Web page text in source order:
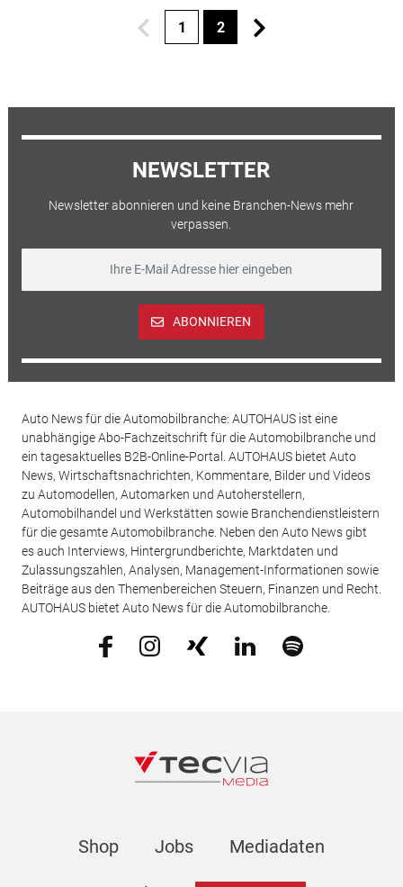
1 2
NEWSLETTER
Newsletter abonnieren und keine Branchen-News mehr
verpassen.
ABONNIEREN
Auto News für die Automobilbranche: AUTOHAUS ist eine
unabhängige Abo-Fachzeitschrift für die Automobilbranche und
ein tagesaktuelles B2B-Online-Portal. AUTOHAUS bietet Auto
News, Wirtschaftsnachrichten, Kommentare, Bilder und Videos
zu Automodellen, Automarken und Autoherstellern,
Automobilhandel und Werkstätten sowie Branchendienstleistern
für die gesamte Automobilbranche. Neben den Auto News gibt
es auch Interviews, Hintergrundberichte, Marktdaten und
Zulassungszahlen, Analysen, Management-Informationen sowie
Beiträge aus den Themenbereichen Steuern, Finanzen und Recht.
AUTOHAUS bietet Auto News für die Automobilbranche.
Shop Jobs Mediadaten